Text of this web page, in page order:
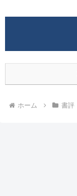
ホーム 書評